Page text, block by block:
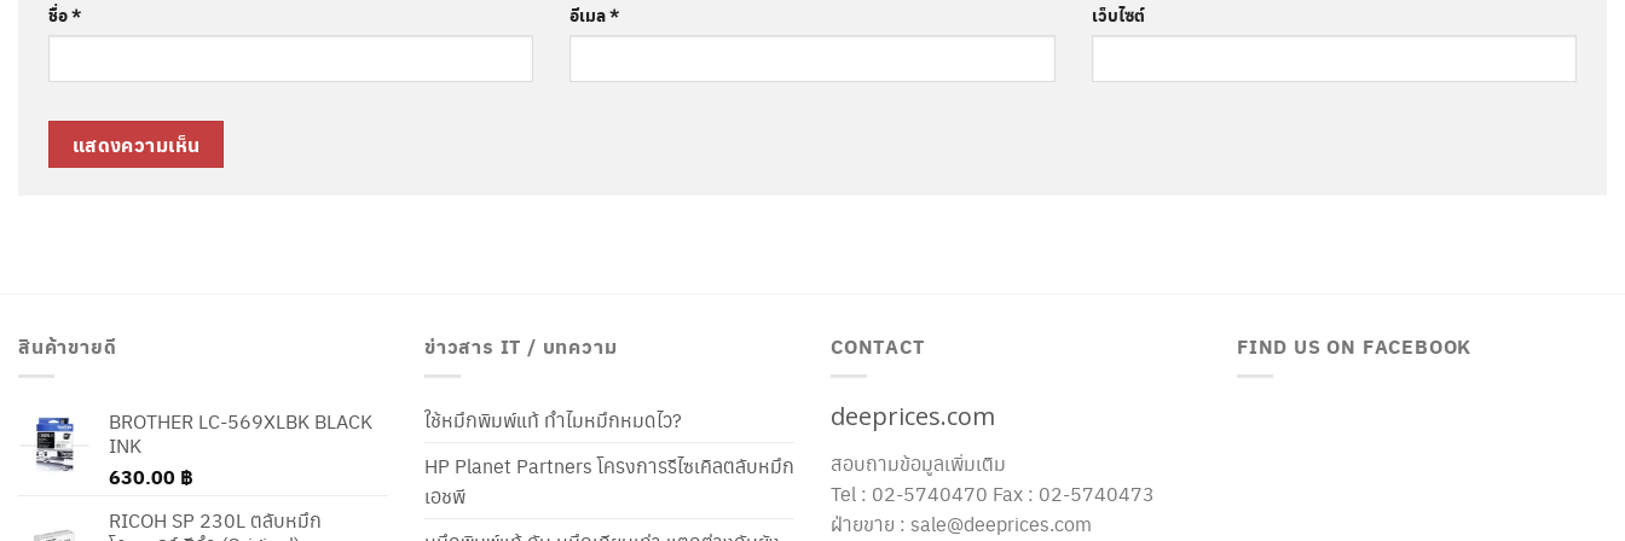
ชื่อ* อีเมล* เว็บไซต์
สินค้าขายดี
BROTHER LC-569XLBK BLACK
INK
630.00 ฿
RICOH SP 230L ตลับหมึก
ข่าวสาร IT / บทความ
ใช้หมึกพิมพ์แท้ ทำไมหมึกหมดไว?
HP Planet Partners โครงการรีไซเคิลตลับหมึก
เอชพี
CONTACT
deeprices.com
สอบถามข้อมูลเพิ่มเติม
Tel : 02-5740470 Fax : 02-5740473
ฝ่ายขาย : sale@deeprices.com
FIND US ON FACEBOOK